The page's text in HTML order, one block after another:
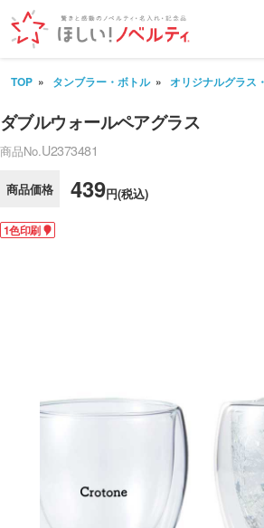
TOP タンブラー・ボトル オリジナルグラス
ダブルウォールペアグラス
商品No.U2373481
商品価格 439円(税込)
1色印刷